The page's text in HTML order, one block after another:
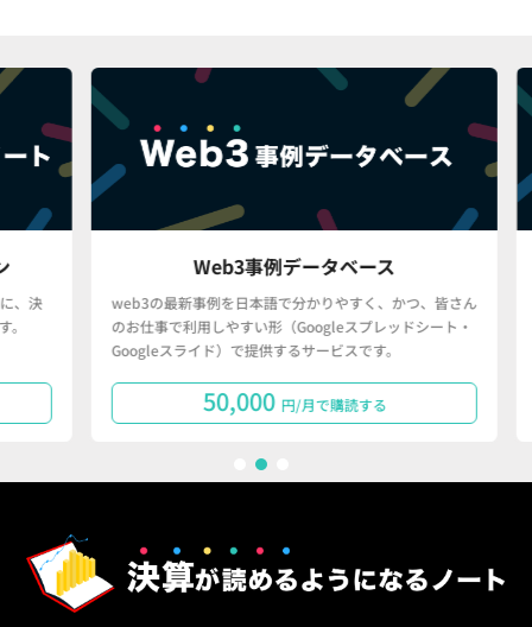
Web3事例データベース
web3の最新事例を日本語で分かりやすく、かつ、皆さん
のお仕事で利用しやすい形（Googleスプレッドシート・
Googleスライド）で提供するサービスです。
50,000 円/月で購読する